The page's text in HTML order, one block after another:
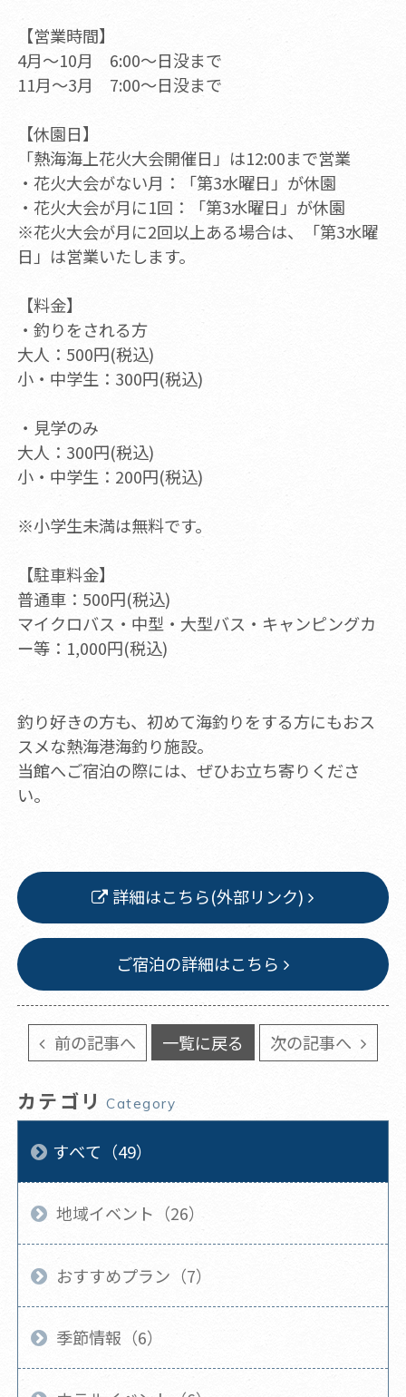
【営業時間】
4月～10月 6:00～日没まで
11月～3月 7:00～日没まで
【休園日】
「熱海海上花火大会開催日」は12:00まで営業
・花火大会がない月：「第3水曜日」が休園
・花火大会が月に1回：「第3水曜日」が休園
※花火大会が月に2回以上ある場合は、「第3水曜
日」は営業いたします。
【料金】
・釣りをされる方
大人：500円(税込)
小・中学生：300円(税込)
・見学のみ
大人：300円(税込)
小・中学生：200円(税込)
※小学生未満は無料です。
【駐車料金】
普通車：500円(税込)
マイクロバス・中型・大型バス・キャンピングカ
ー等：1,000円(税込)
釣り好きの方も、初めて海釣りをする方にもおス
スメな熱海港海釣り施設。
当館へご宿泊の際には、ぜひお立ち寄りくださ
い。
詳細はこちら(外部リンク)
ご宿泊の詳細はこちら
前の記事へ 一覧に戻る 次の記事へ
カテゴリ Category
すべて（49）
地域イベント（26）
おすすめプラン（7）
季節情報（6）